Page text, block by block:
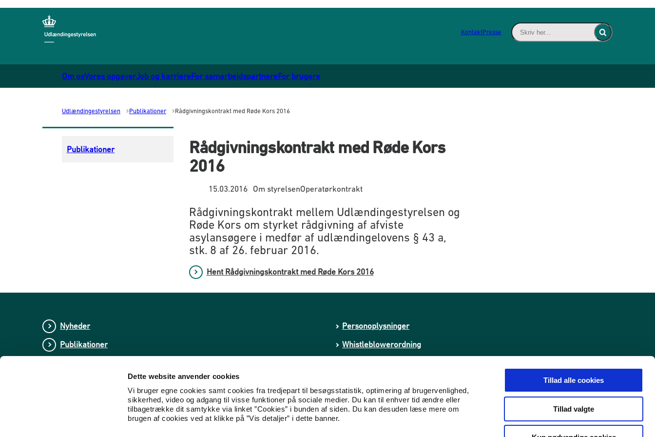
Dette website anvender cookies
Vi bruger egne cookies samt cookies fra tredjepart til besøgsstatistik, optimering af brugervenlighed,
sikkerhed, video og adgang til visse funktioner på sociale medier. Du kan til enhver tid ændre eller
tilbagetrække dit samtykke via linket ”Cookies” i bunden af siden. Du kan desuden læse mere om
brugen af cookies ved at klikke på ”Vis detaljer” i dette banner.
Tillad alle cookies
Tillad valgte
KontaktPresse
Skriv her... - Indsæt søgeord for at søge
Fold søgefelt ind
Om osVores opgaverJob og karriereFor samarbejdspartnereFor brugere
Udlændingestyrelsen Publikationer Rådgivningskontrakt med Røde Kors 2016
Publikationer
Rådgivningskontrakt med Røde Kors
2016
15.03.2016 Om styrelsenOperatørkontrakt
Rådgivningskontrakt mellem Udlændingestyrelsen og
Røde Kors om styrket rådgivning af afviste
asylansøgere i medfør af udlændingelovens § 43 a,
stk. 8 af 26. februar 2016.
Hent Rådgivningskontrakt med Røde Kors 2016
Nyheder
Publikationer
Center for Dokumentation og Indsats mod Ekstremisme
Personoplysninger
Whistleblowerordning